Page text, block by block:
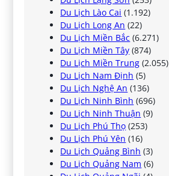
Du Lịch Lào Cai (1.192)
Du Lịch Long An (22)
Du Lịch Miền Bắc (6.271)
Du Lịch Miền Tây (874)
Du Lịch Miền Trung (2.055)
Du Lịch Nam Định (5)
Du Lịch Nghệ An (136)
Du Lịch Ninh Bình (696)
Du Lịch Ninh Thuận (9)
Du Lịch Phú Thọ (253)
Du Lịch Phú Yên (16)
Du Lịch Quảng Bình (3)
Du Lịch Quảng Nam (6)